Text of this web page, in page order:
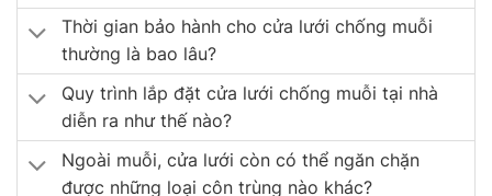
Thời gian bảo hành cho cửa lưới chống muỗi
thường là bao lâu?
Quy trình lắp đặt cửa lưới chống muỗi tại nhà
diễn ra như thế nào?
Ngoài muỗi, cửa lưới còn có thể ngăn chặn
được những loại côn trùng nào khác?